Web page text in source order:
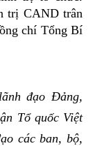
trị CAND trân
chí Tổng Bí
đạo Đảng,
Tổ quốc Việt
các ban, bộ,